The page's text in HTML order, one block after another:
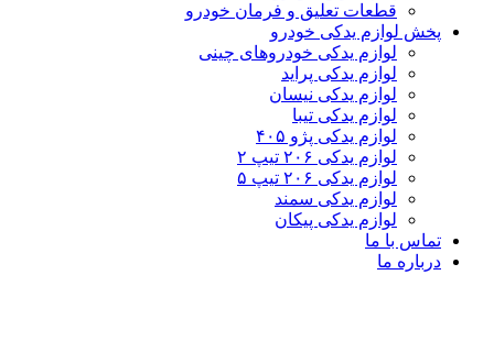
قطعات تعلیق و فرمان خودرو
لوازم یدکی خودرو
لوازم یدکی خودروهای چینی
لوازم یدکی پراید
لوازم یدکی نیسان
لوازم یدکی تیبا
لوازم یدکی پژو ۴۰۵
لوازم یدکی ۲۰۶ تیپ ۲
لوازم یدکی ۲۰۶ تیپ ۵
لوازم یدکی سمند
لوازم یدکی پیکان
با ما
ما